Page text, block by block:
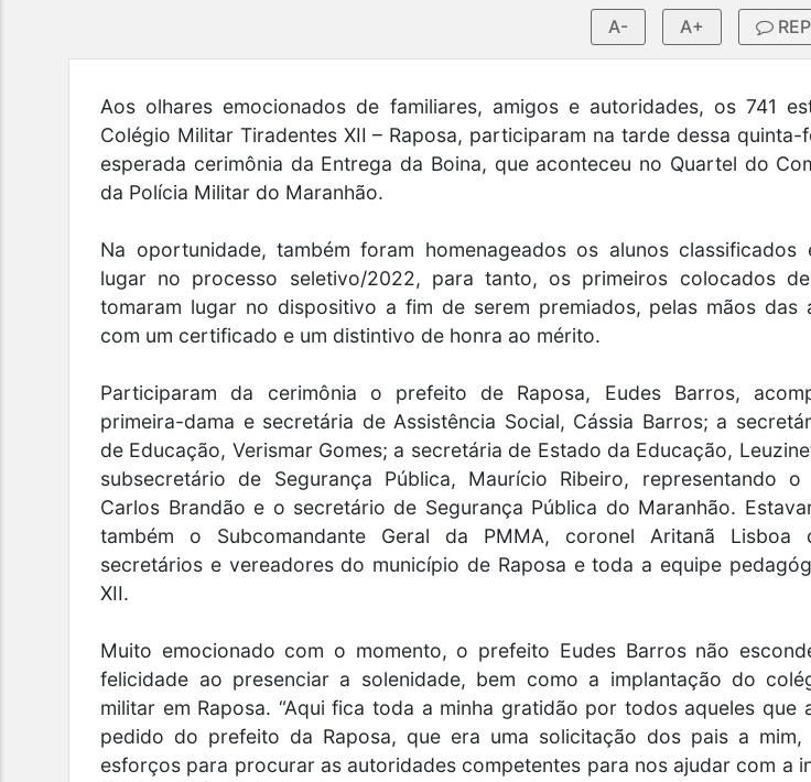
A- A+
Aos olhares emocionados de familiares, amigos e autoridades, os 741
Colégio Militar Tiradentes XII – Raposa, participaram na tarde dessa quinta-
esperada cerimônia da Entrega da Boina, que aconteceu no Quartel do
da Polícia Militar do Maranhão.
Na oportunidade, também foram homenageados os alunos classificados
lugar no processo seletivo/2022, para tanto, os primeiros colocados
tomaram lugar no dispositivo a fim de serem premiados, pelas mãos das
com um certificado e um distintivo de honra ao mérito.
Participaram da cerimônia o prefeito de Raposa, Eudes Barros,
primeira-dama e secretária de Assistência Social, Cássia Barros; a
de Educação, Verismar Gomes; a secretária de Estado da Educação,
subsecretário de Segurança Pública, Maurício Ribeiro, representando o
Carlos Brandão e o secretário de Segurança Pública do Maranhão.
também o Subcomandante Geral da PMMA, coronel Aritanã Lisboa
secretários e vereadores do município de Raposa e toda a equipe
XII.
Muito emocionado com o momento, o prefeito Eudes Barros não
felicidade ao presenciar a solenidade, bem como a implantação do
militar em Raposa. “Aqui fica toda a minha gratidão por todos aqueles que
pedido do prefeito da Raposa, que era uma solicitação dos pais a mim,
esforços para procurar as autoridades competentes para nos ajudar com a